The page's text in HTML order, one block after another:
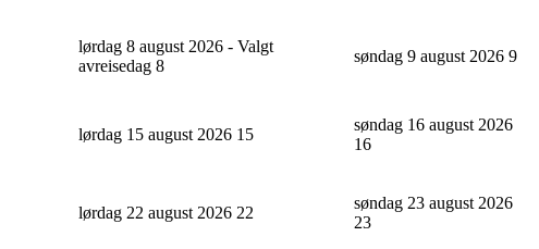
lørdag 8 august 2026 - Valgt
avreisedag 8
søndag 9 august 2026 9
lørdag 15 august 2026 15
søndag 16 august 2026
16
lørdag 22 august 2026 22
søndag 23 august 2026
23